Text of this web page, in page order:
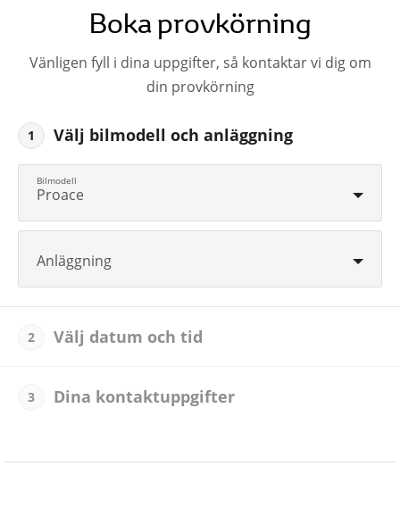
Boka provkörning
Vänligen fyll i dina uppgifter, så kontaktar vi dig om
din provkörning
1 Välj bilmodell och anläggning
Proace
Anläggning
2 Välj datum och tid
3 Dina kontaktuppgifter